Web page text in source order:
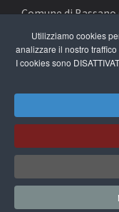
Utilizziamo cookies
analizzare il nostro
I cookies sono
Comune di
Bassano del Grappa
e
segnala un